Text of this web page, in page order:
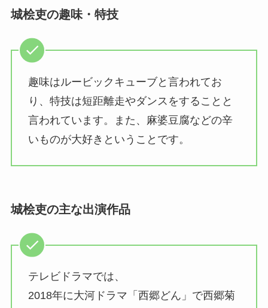
城桧吏の趣味・特技
趣味はルービックキューブと言われてお
り、特技は短距離走やダンスをすることと
言われています。また、麻婆豆腐などの辛
いものが大好きということです。
城桧吏の主な出演作品
テレビドラマでは、
2018年に大河ドラマ「西郷どん」で西郷菊